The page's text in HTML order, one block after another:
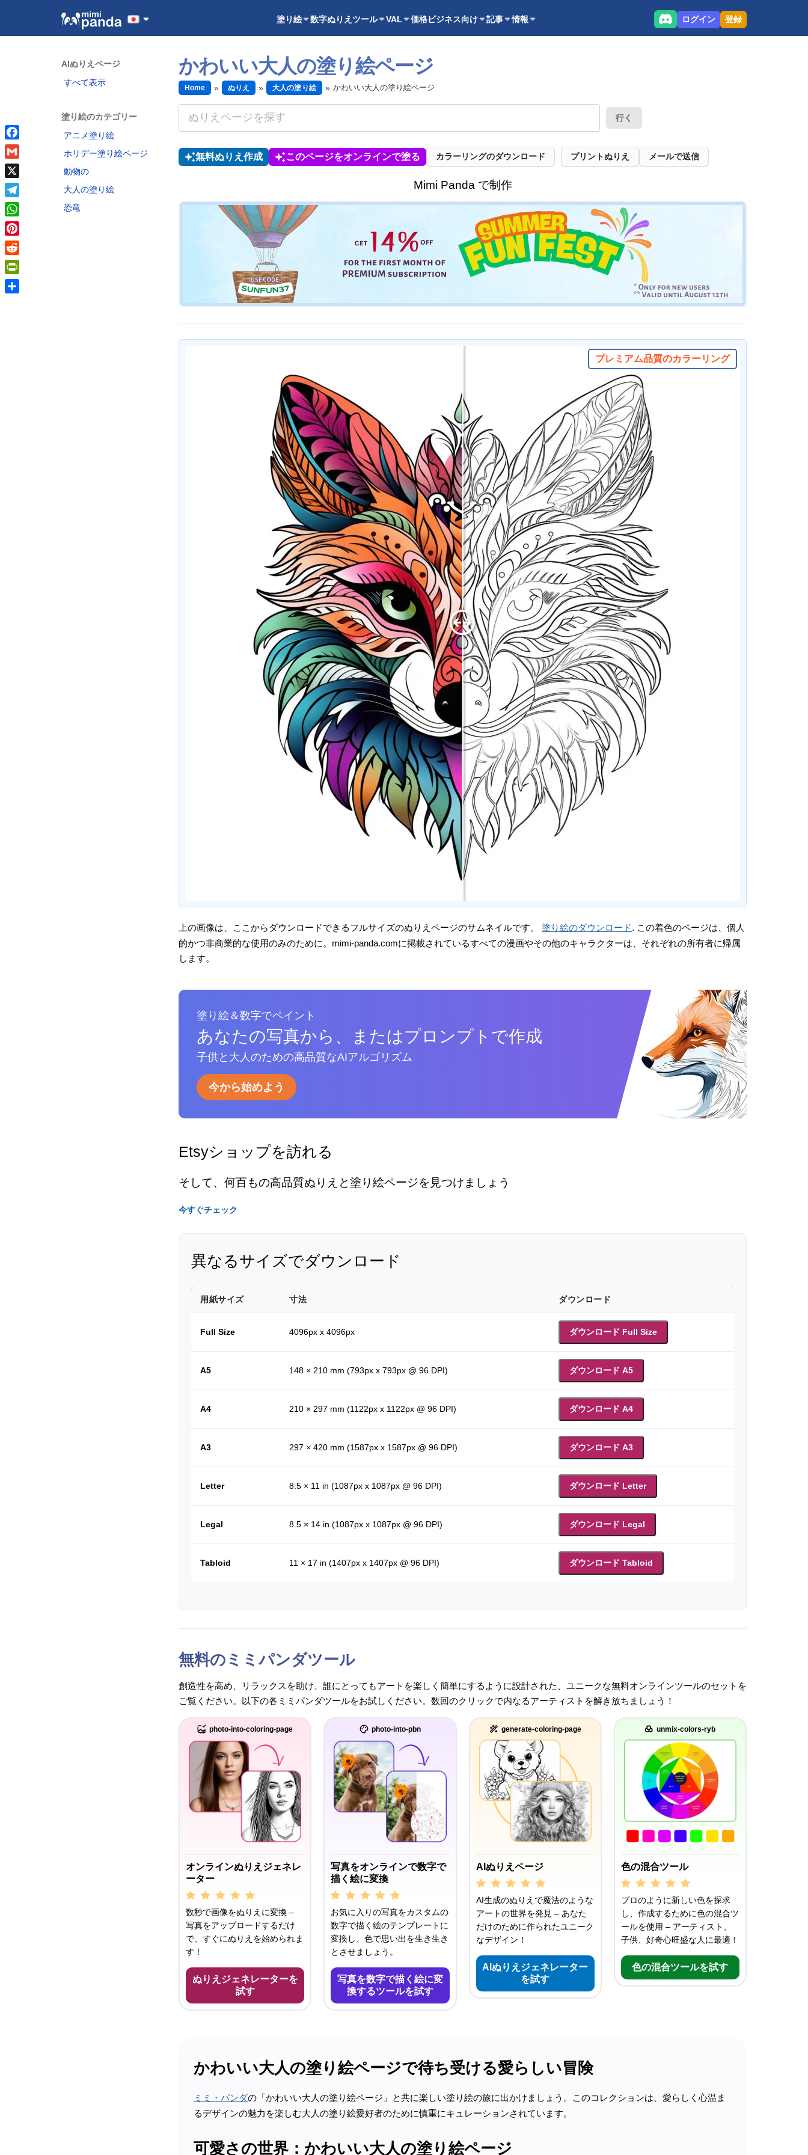
塗り絵 数字ぬりえ ツール VAL 価格ビジネス向け 記事 情報 ログイン 登録
AIぬりえページ
すべて表示
塗り絵のカテゴリー
アニメ塗り絵
ホリデー塗り絵ページ
動物の
大人の塗り絵
恐竜
かわいい大人の塗り絵ページ
Home ぬりえ 大人の塗り絵 かわいい大人の塗り絵ページ
行く
無料ぬりえ作成 このページをオンラインで塗る カラーリングのダウンロード プリントぬりえ メールで送信
Mimi Panda で制作
プレミアム品質のカラーリング
上の画像は、ここからダウンロードできるフルサイズのぬりえページのサムネイルです。 塗り絵のダウンロード. この着色のページは、個人
的かつ非商業的な使用のみのために。mimi-panda.comに掲載されているすべての漫画やその他のキャラクターは、それぞれの所有者に帰属
します。
塗り絵＆数字でペイント
あなたの写真から、またはプロンプトで作成
子供と大人のための高品質なAIアルゴリズム
今から始めよう
Etsyショップを訪れる
そして、何百もの高品質ぬりえと塗り絵ページを見つけましょう
今すぐチェック
異なるサイズでダウンロード
用紙サイズ 寸法 ダウンロード
Full Size 4096px x 4096px ダウンロード Full Size
A5 148 × 210 mm (793px x 793px @ 96 DPI) ダウンロード A5
A4 210 × 297 mm (1122px x 1122px @ 96 DPI) ダウンロード A4
A3 297 × 420 mm (1587px x 1587px @ 96 DPI) ダウンロード A3
Letter 8.5 × 11 in (1087px x 1087px @ 96 DPI) ダウンロード Letter
Legal 8.5 × 14 in (1087px x 1087px @ 96 DPI) ダウンロード Legal
Tabloid 11 × 17 in (1407px x 1407px @ 96 DPI) ダウンロード Tabloid
無料のミミパンダツール
創造性を高め、リラックスを助け、誰にとってもアートを楽しく簡単にするように設計された、ユニークな無料オンラインツールのセットを
ご覧ください。以下の各ミミパンダツールをお試しください。数回のクリックで内なるアーティストを解き放ちましょう！
photo-into-coloring-page
オンラインぬりえジェネレ
ーター
数秒で画像をぬりえに変換 –
写真をアップロードするだけ
で、すぐにぬりえを始められま
す！
ぬりえジェネレーターを
試す
photo-into-pbn
写真をオンラインで数字で
描く絵に変換
お気に入りの写真をカスタムの
数字で描く絵のテンプレートに
変換し、色で思い出を生き生き
とさせましょう。
写真を数字で描く絵に変
換するツールを試す
generate-coloring-page
AIぬりえページ
AI生成のぬりえで魔法のような
アートの世界を発見 – あなた
だけのために作られたユニーク
なデザイン！
AIぬりえジェネレーター
を試す
unmix-colors-ryb
色の混合ツール
プロのように新しい色を探求
し、作成するために色の混合ツ
ールを使用 – アーティスト、
子供、好奇心旺盛な人に最適！
色の混合ツールを試す
かわいい大人の塗り絵ページで待ち受ける愛らしい冒険
ミミ・パンダの「かわいい大人の塗り絵ページ」と共に楽しい塗り絵の旅に出かけましょう。このコレクションは、愛らしく心温ま
るデザインの魅力を楽しむ大人の塗り絵愛好者のために慎重にキュレーションされています。
可愛さの世界：かわいい大人の塗り絵ページ
Facebook
Gmail
X
Telegram
WhatsApp
Pinterest
Reddit
PrintFriendly